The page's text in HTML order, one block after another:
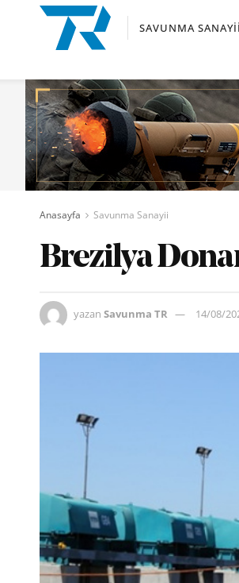
SAVUNMA SANAYII
Anasayfa Savunma Sanayii
Brezilya
yazan Savunma TR 14/08/